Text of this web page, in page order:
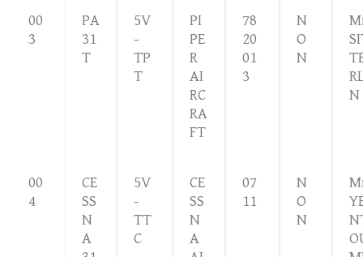
00
3
PA
31
T
5V
-
TP
T
PI
PE
R
AI
RC
RA
FT
78
20
01
3
N
O
N
N
00
4
CE
SS
N
A
5V
-
TT
C
CE
SS
N
A
07
11
N
O
N